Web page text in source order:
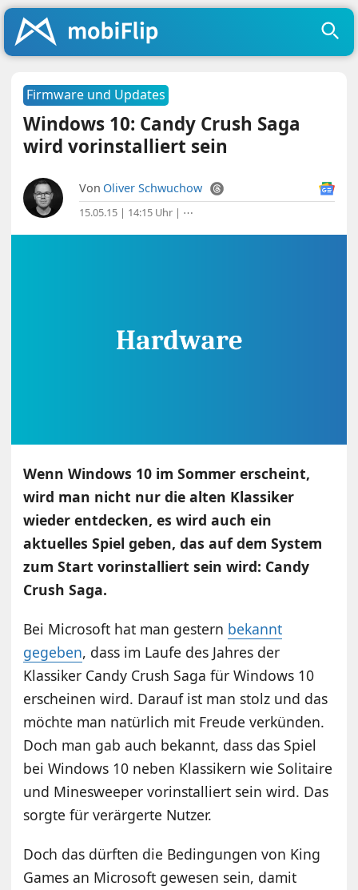
Firmware und Updates
Windows 10: Candy Crush Saga
wird vorinstalliert sein
Von Oliver Schwuchow
15.05.15 | 14:15 Uhr | ⋯
Wenn Windows 10 im Sommer erscheint,
wird man nicht nur die alten Klassiker
wieder entdecken, es wird auch ein
aktuelles Spiel geben, das auf dem System
zum Start vorinstalliert sein wird: Candy
Crush Saga.
Bei Microsoft hat man gestern bekannt
gegeben, dass im Laufe des Jahres der
Klassiker Candy Crush Saga für Windows 10
erscheinen wird. Darauf ist man stolz und das
möchte man natürlich mit Freude verkünden.
Doch man gab auch bekannt, dass das Spiel
bei Windows 10 neben Klassikern wie Solitaire
und Minesweeper vorinstalliert sein wird. Das
sorgte für verärgerte Nutzer.
Doch das dürften die Bedingungen von King
Games an Microsoft gewesen sein, damit